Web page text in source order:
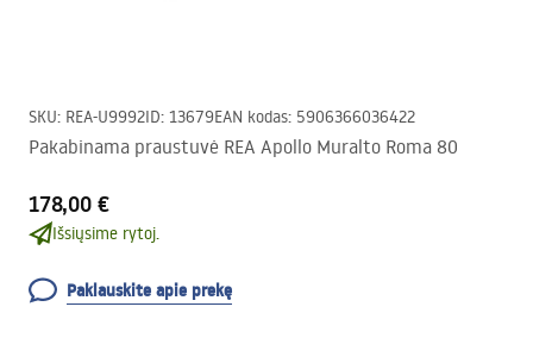
SKU: REA-U9992ID: 13679EAN kodas: 5906366036422
Pakabinama praustuvė REA Apollo Muralto Roma 80
178,00 €
Išsiųsime rytoj.
Paklauskite apie prekę